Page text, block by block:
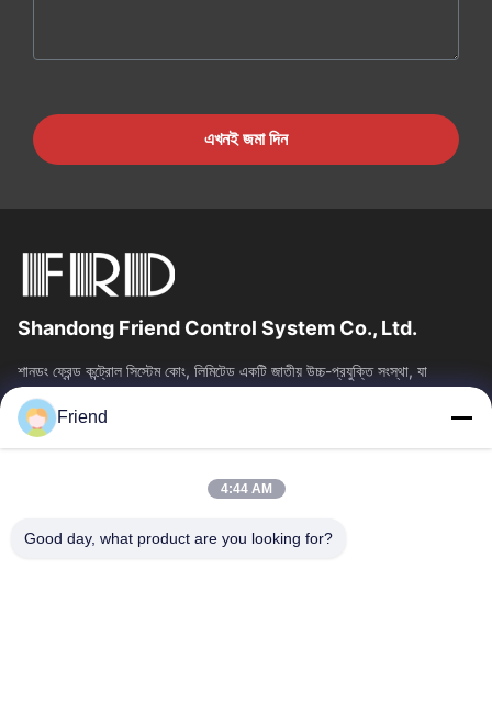
এখনই জমা দিন
Shandong Friend Control System Co., Ltd.
শানডং ফ্রেন্ড কন্ট্রোল সিস্টেম কোং, লিমিটেড একটি জাতীয় উচ্চ-প্রযুক্তি সংস্থা, যা
ইন্সট্রুমেন্টেশন R&D, উত্পাদন এবং শিল্প নিয়ন্ত্রণ...
দ্রুত লিঙ্ক
আমাদের সম্পর্কে
কারখানা ভ্রমণ
মান নিয়ন্ত্রণ
Friend
4:44 AM
Good day, what product are you looking for?